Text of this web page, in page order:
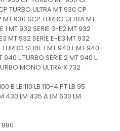
TURBO ULTRA MT 930 CP
930 SCP TURBO ULTRA MT
1 MT 932 SERIE 3-E2 MT 932
MT 932 SERIE E-E3 MT 932
SERIE 1 MT 940 L MT 940
940 L TURBO SERIE 2 MT 940 L
MONO ULTRA X 732
B LB 110 LB 110-4 PT LB 95
430 LM 435 A LM 630 LM
880